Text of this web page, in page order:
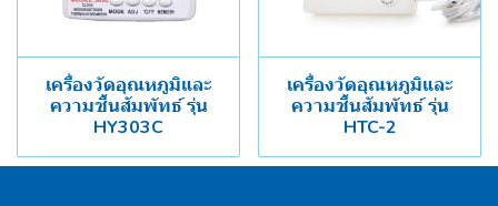
เครื่องวัดอุณหภูมิและ
ความชื้นสัมพัทธ์ รุ่น
HY303C
เครื่องวัดอุณหภูมิและ
ความชื้นสัมพัทธ์ รุ่น
HTC-2